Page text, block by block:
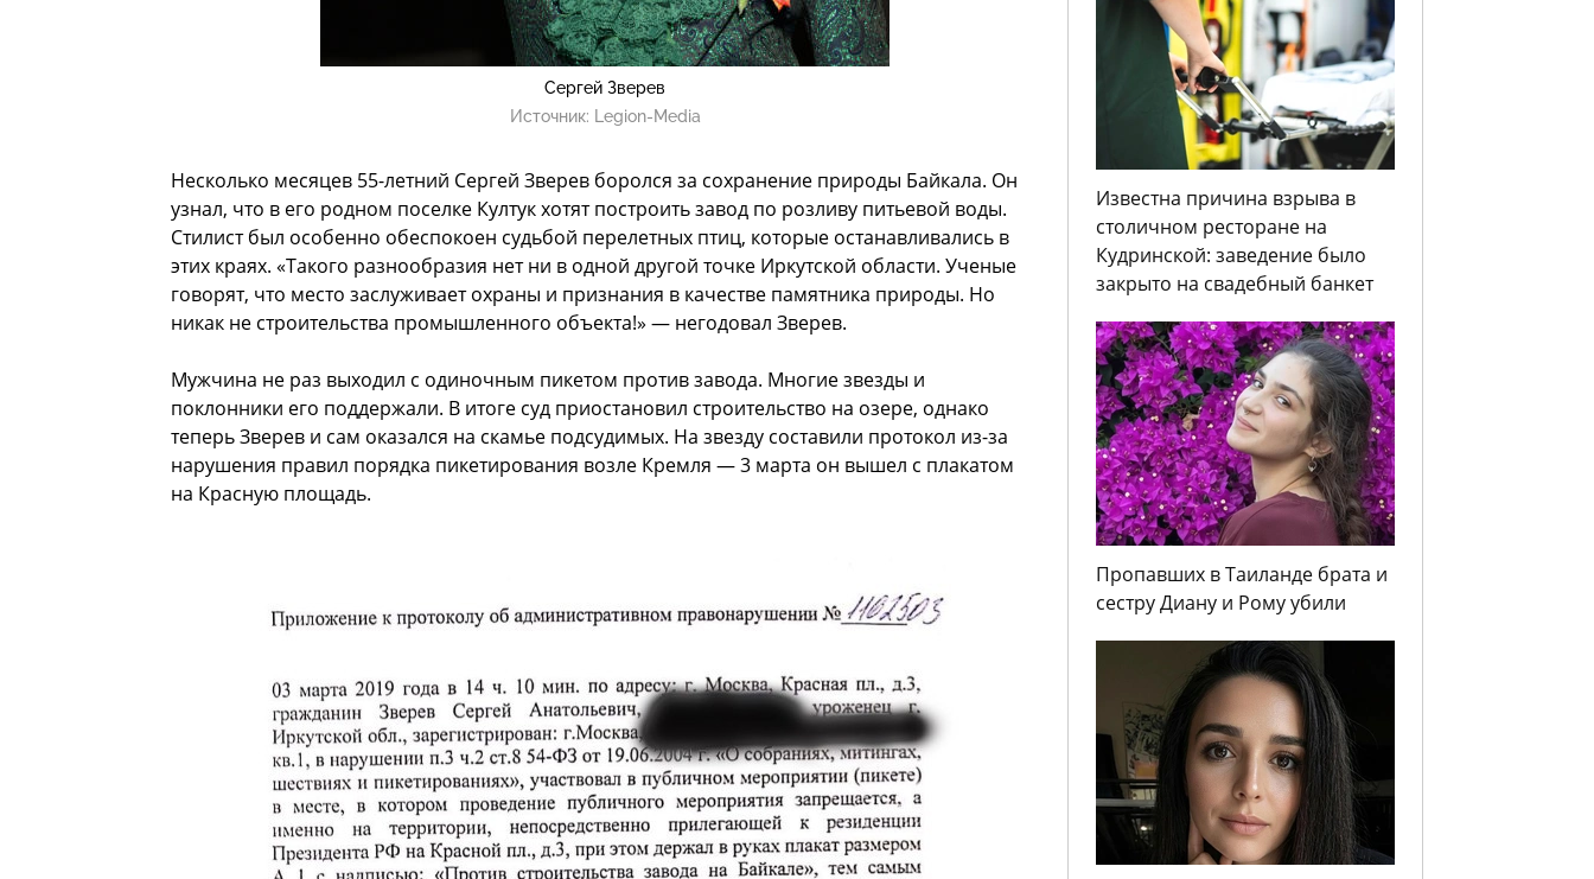
Сергей Зверев
Источник:
Legion-Media
Несколько месяцев 55-летний Сергей Зверев боролся за сохранение природы Байкала. Он
узнал, что в его родном поселке Култук хотят построить завод по розливу питьевой воды.
Стилист был особенно обеспокоен судьбой перелетных птиц, которые останавливались в
этих краях. «Такого разнообразия нет ни в одной другой точке Иркутской области. Ученые
говорят, что место заслуживает охраны и признания в качестве памятника природы. Но
никак не строительства промышленного объекта!» — негодовал Зверев.
Мужчина не раз выходил с одиночным пикетом против завода. Многие звезды и
поклонники его поддержали. В итоге суд приостановил строительство на озере, однако
теперь Зверев и сам оказался на скамье подсудимых. На звезду составили протокол из-за
нарушения правил порядка пикетирования возле Кремля — 3 марта он вышел с плакатом
на Красную площадь.
Известна причина взрыва в
столичном ресторане на
Кудринской: заведение было
закрыто на свадебный банкет
Пропавших в Таиланде брата и
сестру Диану и Рому убили